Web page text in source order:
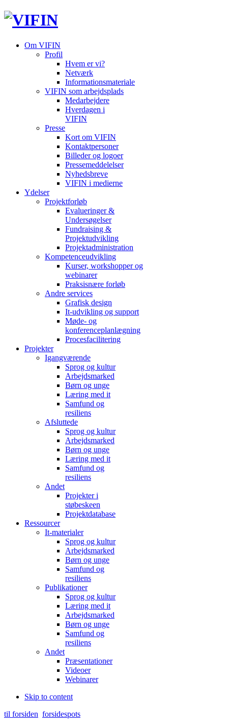
Om VIFIN
Profil
Hvem er vi?
Netværk
Informationsmateriale
VIFIN som arbejdsplads
Medarbejdere
Hverdagen i
VIFIN
Presse
Kort om VIFIN
Kontaktpersoner
Billeder og logoer
Pressemeddelelser
Nyhedsbreve
VIFIN i medierne
Ydelser
Projektforløb
Evalueringer &
Undersøgelser
Fundraising &
Projektudvikling
Projektadministration
Kompetenceudvikling
Kurser, workshopper og
webinarer
Praksisnære forløb
Andre services
Grafisk design
It-udvikling og support
Møde- og
konferenceplanlægning
Procesfacilitering
Projekter
Igangværende
Sprog og kultur
Arbejdsmarked
Børn og unge
Læring med it
Samfund og
resiliens
Afsluttede
Sprog og kultur
Arbejdsmarked
Børn og unge
Læring med it
Samfund og
resiliens
Andet
Projekter i
støbeskeen
Projektdatabase
Ressourcer
It-materialer
Sprog og kultur
Arbejdsmarked
Børn og unge
Samfund og
resiliens
Publikationer
Sprog og kultur
Læring med it
Arbejdsmarked
Børn og unge
Samfund og
resiliens
Andet
Præsentationer
Videoer
Webinarer
Skip to content
til forsiden forsidespots